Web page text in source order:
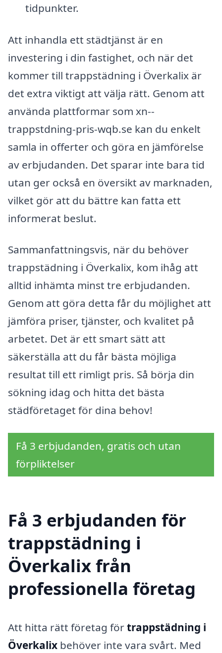
tidpunkter.
Att inhandla ett städtjänst är en
investering i din fastighet, och när det
kommer till trappstädning i Överkalix är
det extra viktigt att välja rätt. Genom att
använda plattformar som xn--
trappstdning-pris-wqb.se kan du enkelt
samla in offerter och göra en jämförelse
av erbjudanden. Det sparar inte bara tid
utan ger också en översikt av marknaden,
vilket gör att du bättre kan fatta ett
informerat beslut.
Sammanfattningsvis, när du behöver
trappstädning i Överkalix, kom ihåg att
alltid inhämta minst tre erbjudanden.
Genom att göra detta får du möjlighet att
jämföra priser, tjänster, och kvalitet på
arbetet. Det är ett smart sätt att
säkerställa att du får bästa möjliga
resultat till ett rimligt pris. Så börja din
sökning idag och hitta det bästa
städföretaget för dina behov!
Få 3 erbjudanden, gratis och utan
förpliktelser
Få 3 erbjudanden för
trappstädning i
Överkalix från
professionella företag
Att hitta rätt företag förtrappstädning i
Överkalix behöver inte vara svårt. Med